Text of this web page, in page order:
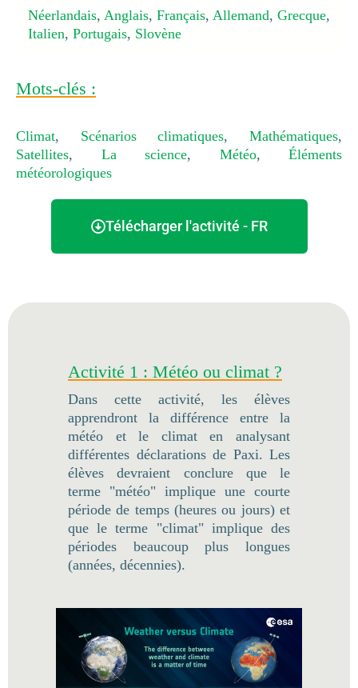
Néerlandais, Anglais, Français, Allemand, Grecque,
Italien, Portugais, Slovène
Mots-clés :
Climat, Scénarios climatiques,Mathématiques,
Satellites, La science, Météo, Éléments
météorologiques
Télécharger l'activité - FR
Activité 1 : Météo ou climat ?
Dans cette activité, les élèves
apprendront la différence entre la
météo et le climat en analysant
différentes déclarations de Paxi. Les
élèves devraient conclure que le
terme "météo" implique une courte
période de temps (heures ou jours) et
que le terme "climat" implique des
périodes beaucoup plus longues
(années, décennies).